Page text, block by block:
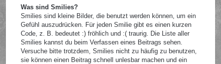
Was sind Smilies?
Smilies sind kleine Bilder, die benutzt werden können, um ein
Gefühl auszudrücken. Für jeden Smilie gibt es einen kurzen
Code, z. B. bedeutet :) fröhlich und :( traurig. Die Liste aller
Smilies kannst du beim Verfassen eines Beitrags sehen.
Versuche bitte trotzdem, Smilies nicht zu häufig zu benutzen,
sie können einen Beitrag schnell unlesbar machen und ein